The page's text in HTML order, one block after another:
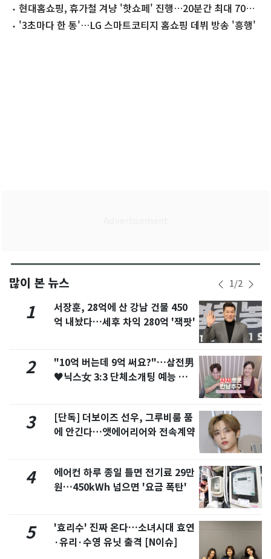
중 현대홈쇼핑, 휴가철 겨냥 '핫쇼페' 진행…20분간 최대 70%
할인'3초마다 한 통'…LG 스마트코티지 홈쇼핑 데뷔 방송 '흥행'
많이 본 뉴스 1/2
1
서장훈, 28억에 산 강남 건물 450
억 내놨다…세후 차익 280억 '잭팟'
2
"10억 버는데 9억 써요?"…삼전男
♥닉스女 3:3 단체소개팅 예능 화
3
[단독] 더보이즈 선우, 그루비룸 품
에 안긴다…앳에어리어와 전속계약
4
에어컨 하루 종일 틀면 전기료 29만
원…450kWh 넘으면 '요금 폭탄'
5
'효리수' 진짜 온다…소녀시대 효연
·유리·수영 유닛 출격 [N이슈]